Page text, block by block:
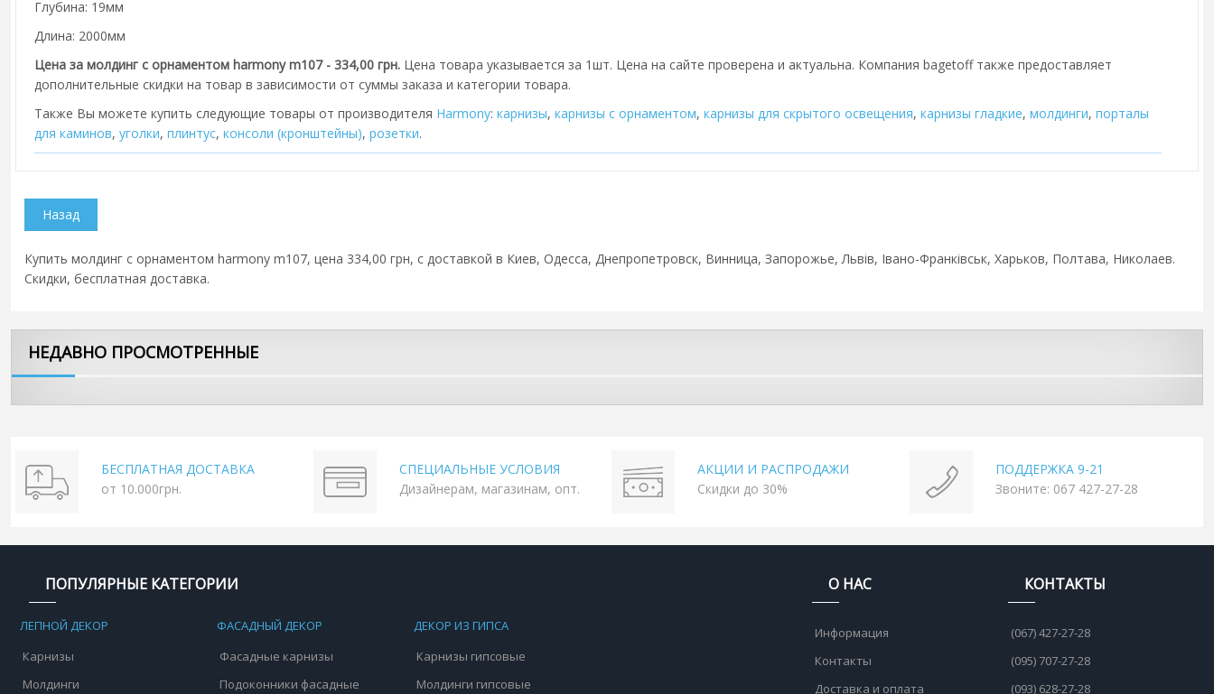
Глубина: 19мм
Длина: 2000мм
Цена за молдинг с орнаментом harmony m107 - 334,00 грн. Цена товара указывается за 1шт. Цена на сайте проверена и актуальна. Компания bagetoff также предоставляет
дополнительные скидки на товар в зависимости от суммы заказа и категории товара.
Также Вы можете купить следующие товары от производителя Harmony: карнизы, карнизы с орнаментом, карнизы для скрытого освещения, карнизы гладкие, молдинги, порталы
для каминов, уголки, плинтус, консоли (кронштейны), розетки.
Купить молдинг с орнаментом harmony m107, цена 334,00 грн, с доставкой в Киев, Одесса, Днепропетровск, Винница, Запорожье, Львів, Івано-Франківськ, Харьков, Полтава, Николаев.
Скидки, бесплатная доставка.
НЕДАВНО ПРОСМОТРЕННЫЕ
БЕСПЛАТНАЯ ДОСТАВКА
от 10.000грн.
СПЕЦИАЛЬНЫЕ УСЛОВИЯ
Дизайнерам, магазинам, опт.
АКЦИИ И РАСПРОДАЖИ
Скидки до 30%
ПОДДЕРЖКА 9-21
Звоните: 067 427-27-28
ПОПУЛЯРНЫЕ КАТЕГОРИИ
ЛЕПНОЙ ДЕКОР
Карнизы
Молдинги
ФАСАДНЫЙ ДЕКОР
Фасадные карнизы
Подоконники фасадные
ДЕКОР ИЗ ГИПСА
Карнизы гипсовые
Молдинги гипсовые
О НАС
Информация
Контакты
Доставка и оплата
КОНТАКТЫ
(067) 427-27-28
(095) 707-27-28
(093) 628-27-28